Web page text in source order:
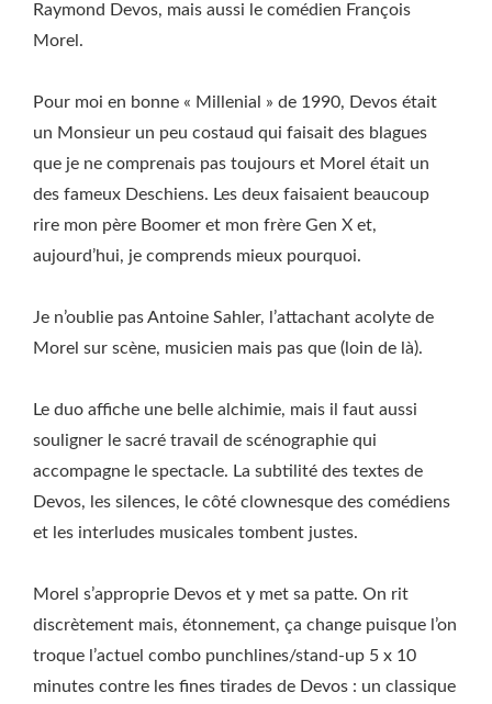
Raymond Devos, mais aussi le comédien François
Morel.
Pour moi en bonne « Millenial » de 1990, Devos était
un Monsieur un peu costaud qui faisait des blagues
que je ne comprenais pas toujours et Morel était un
des fameux Deschiens. Les deux faisaient beaucoup
rire mon père Boomer et mon frère Gen X et,
aujourd’hui, je comprends mieux pourquoi.
Je n’oublie pas Antoine Sahler, l’attachant acolyte de
Morel sur scène, musicien mais pas que (loin de là).
Le duo affiche une belle alchimie, mais il faut aussi
souligner le sacré travail de scénographie qui
accompagne le spectacle. La subtilité des textes de
Devos, les silences, le côté clownesque des comédiens
et les interludes musicales tombent justes.
Morel s’approprie Devos et y met sa patte. On rit
discrètement mais, étonnement, ça change puisque l’on
troque l’actuel combo punchlines/stand-up 5 x 10
minutes contre les fines tirades de Devos : un classique